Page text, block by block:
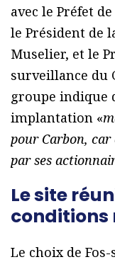
avec le Préfet
le Président de
Muselier, et le
surveillance du
groupe indique
implantation «
pour Carbon,
par ses
Le site
conditions
Le choix de